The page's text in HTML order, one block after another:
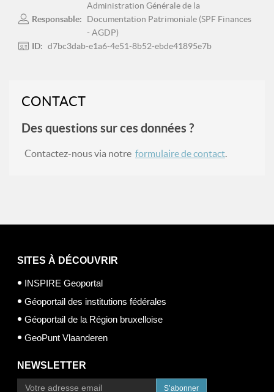
Responsable:
Administration Générale de la
Documentation Patrimoniale (SPF Finances
- AGDP)
ID: d7bc3dab-e1a6-4e51-8b52-ebde41895e7b
CONTACT
Des questions sur ces données ?
Contactez-nous via notre formulaire de contact.
SITES À DÉCOUVRIR
INSPIRE Geoportal
Géoportail des institutions fédérales
Géoportail de la Région bruxelloise
GeoPunt Vlaanderen
NEWSLETTER
S’abonner